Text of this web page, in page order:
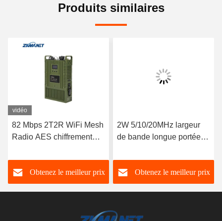
Produits similaires
vidéo
82 Mbps 2T2R WiFi Mesh
Radio AES chiffrement
émetteur à faible latence
Obtenez le meilleur prix
2W 5/10/20MHz largeur
de bande longue portée
HD Vidéo émetteur
Obtenez le meilleur prix